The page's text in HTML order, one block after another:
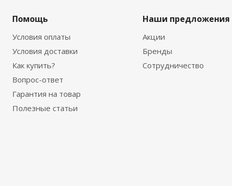
Помощь
Условия оплаты
Условия доставки
Как купить?
Вопрос-ответ
Гарантия на товар
Полезные статьи
Наши предложения
Акции
Бренды
Сотрудничество